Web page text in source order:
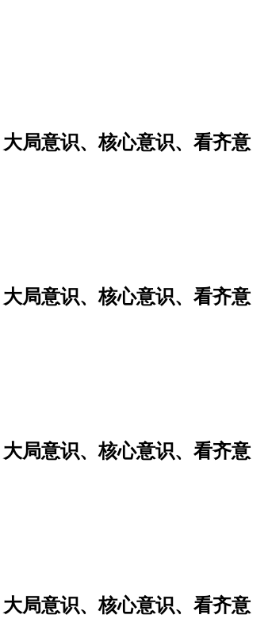
局意识、核心意识、看齐意
局意识、核心意识、看齐意
局意识、核心意识、看齐意
局意识、核心意识、看齐意